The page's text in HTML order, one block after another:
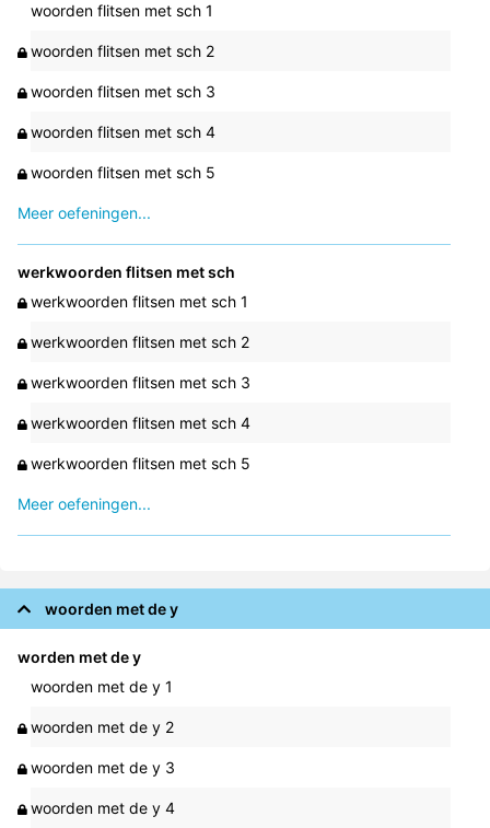
woorden flitsen met sch 1
woorden flitsen met sch 2
woorden flitsen met sch 3
woorden flitsen met sch 4
woorden flitsen met sch 5
Meer oefeningen...
werkwoorden flitsen met sch
werkwoorden flitsen met sch 1
werkwoorden flitsen met sch 2
werkwoorden flitsen met sch 3
werkwoorden flitsen met sch 4
werkwoorden flitsen met sch 5
Meer oefeningen...
woorden met de y
worden met de y
woorden met de y 1
woorden met de y 2
woorden met de y 3
woorden met de y 4